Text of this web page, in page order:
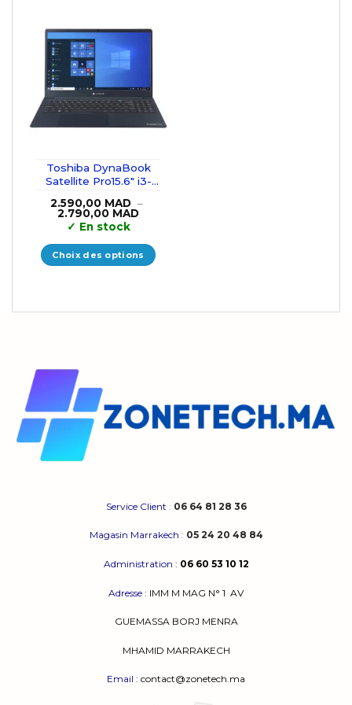
Toshiba DynaBook
Satellite Pro15.6″ i3-
SSD
2.590,00 MAD –
2.790,00 MAD
2.590,00 MAD
à
2.790,00 MAD
✓ En stock
Choix des options
peuvent
être
choisies
produit
Service Client : 06 64 81 28 36
Magasin Marrakech : 05 24 20 48 84
Administration : 06 60 53 10 12
Adresse : IMM M MAG N° 1 AV
GUEMASSA BORJ MENRA
MHAMID MARRAKECH
Email : contact@zonetech.ma